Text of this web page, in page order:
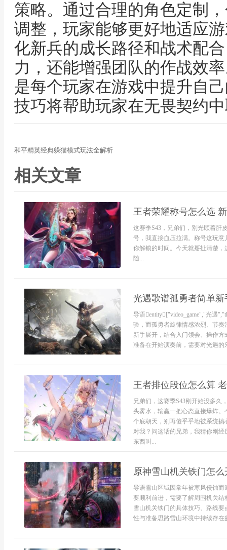
策略。通过合理的角色定制
调整，玩家能够更好地适应
化新兵的成长路径和战术配
力，还能增强团队的作战效
是每个玩家在游戏中提升自
技巧将帮助玩家在无畏契约
和平精英经典躲猫模式玩法全解析
相关文章
王者荣耀称号怎么选
这赛季S43，兄弟们，别光顾着肝
号，我直接血压拉满。称号这玩
你解锁的时间。今天就掰扯清楚
随...
光遇歌谱孤勇者简单新
导语entity["video_game","光遇
验，而孤勇者旋律情感浓烈、节
新手展开，结合入门领会、操作
准备在开始演奏前，需要对光遇
王者排位段位怎么算
兄弟们，这赛季S43刚开始没多久
头雾水，输赢一把心态直接爆炸
个底朝天，别再傻乎乎地被系统
对我？问这话的兄弟，我猜你刚
东西叫...
原神雪山机关铁门怎么
导语雪山区域因常年被寒风侵蚀
要顺利前进，需要了解周围机关
雪山机关铁门的具体技巧、路线
性与准备思路雪山环境中持续存